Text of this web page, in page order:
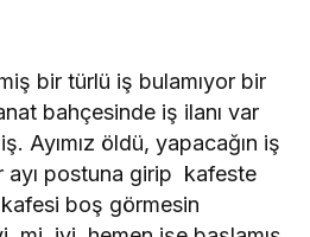
“Milli Mücadele”
Aykırı mı?"
Gittiler, Pahalıya Patladı:
bir türlü iş bulamıyor bir
bahçesinde iş ilanı var
Ayımız öldü, yapacağın iş
ayı postuna girip kafeste
boş görmesin